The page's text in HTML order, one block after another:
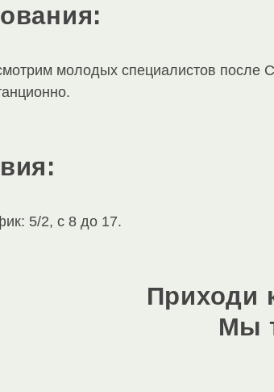
молодых специалистов после
5/2, с 8 до 17.
Приходи
Мы